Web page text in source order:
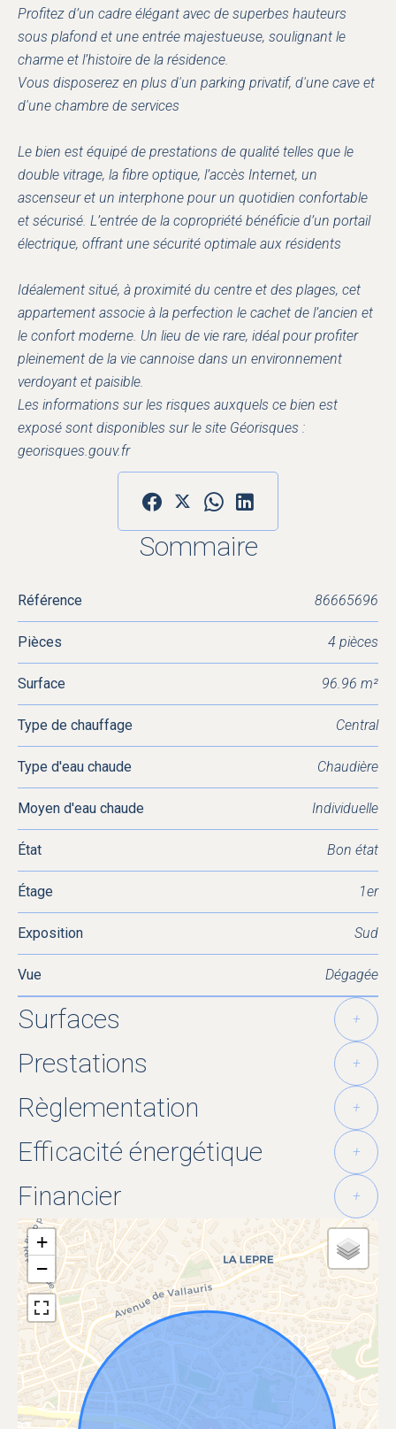
Profitez d’un cadre élégant avec de superbes hauteurs
sous plafond et une entrée majestueuse, soulignant le
charme et l’histoire de la résidence.
Vous disposerez en plus d'un parking privatif, d'une cave et
d'une chambre de services
Le bien est équipé de prestations de qualité telles que le
double vitrage, la fibre optique, l’accès Internet, un
ascenseur et un interphone pour un quotidien confortable
et sécurisé. L’entrée de la copropriété bénéficie d’un portail
électrique, offrant une sécurité optimale aux résidents
Idéalement situé, à proximité du centre et des plages, cet
appartement associe à la perfection le cachet de l’ancien et
le confort moderne. Un lieu de vie rare, idéal pour profiter
pleinement de la vie cannoise dans un environnement
verdoyant et paisible.
Les informations sur les risques auxquels ce bien est
exposé sont disponibles sur le site Géorisques :
georisques.gouv.fr
Sommaire
Référence 86665696
Pièces 4 pièces
Surface 96.96 m²
Type de chauffage Central
Type d'eau chaude Chaudière
Moyen d'eau chaude Individuelle
État Bon état
Étage 1er
Exposition Sud
Vue Dégagée
Surfaces +
Prestations +
Règlementation +
Efficacité énergétique +
Financier +
+
−